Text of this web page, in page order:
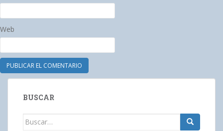
Web
BUSCAR
Buscar: